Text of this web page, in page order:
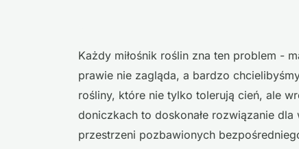
Każdy miłośnik roślin zna ten problem -
prawie nie zagląda, a bardzo
rośliny, które nie tylko tolerują cień, ale
doniczkach to doskonałe rozwiązanie
przestrzeni pozbawionych